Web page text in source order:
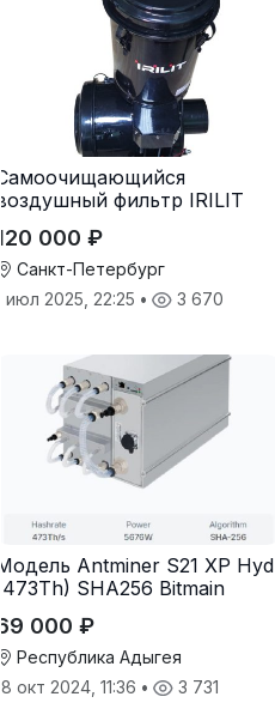
Самоочищающийся
воздушный фильтр IRILIT
120 000 ₽
Санкт-Петербург
1 июл 2025, 22:25 • 3 670
Модель Antminer S21 XP Hyd
(473Th) SHA256 Bitmain
69 000 ₽
Республика Адыгея
18 окт 2024, 11:36 • 3 731